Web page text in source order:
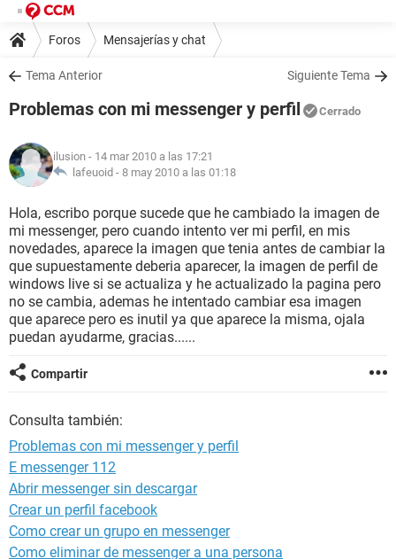
Foros Mensajerías y chat
Tema Anterior Siguiente Tema
Problemas con mi messenger y perfil Cerrado
ilusion - 14 mar 2010 a las 17:21
lafeuoid - 8 may 2010 a las 01:18
Hola, escribo porque sucede que he cambiado la imagen de
mi messenger, pero cuando intento ver mi perfil, en mis
novedades, aparece la imagen que tenia antes de cambiar la
que supuestamente deberia aparecer, la imagen de perfil de
windows live si se actualiza y he actualizado la pagina pero
no se cambia, ademas he intentado cambiar esa imagen
que aparece pero es inutil ya que aparece la misma, ojala
puedan ayudarme, gracias......
Compartir
Consulta también:
Problemas con mi messenger y perfil
E messenger 112
Abrir messenger sin descargar
Crear un perfil facebook
Como crear un grupo en messenger
Como eliminar de messenger a una persona